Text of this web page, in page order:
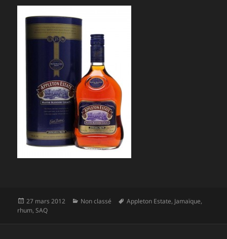
Publié
le
27 mars 2012 Catégories
Non classé
Mots-
Appleton Estate, Jamaïque,
rhum,SAQ